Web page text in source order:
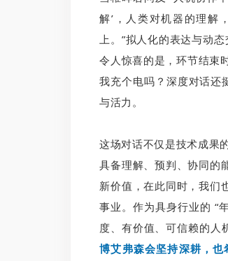
解’，人类对机器的理解
上。”拟人化的表达与动
令人惊喜的是，环节结束
我充个电吗？深度对话还
与活力。
这场对话不仅是技术成果
具备理解、预判、协同的
新价值，在此同时，我们
事业。作为具身行业的 “
度、有价值、可信赖的人
博艾弗森会坚持深耕，